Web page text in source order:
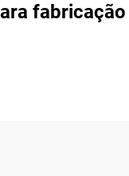
fabricação